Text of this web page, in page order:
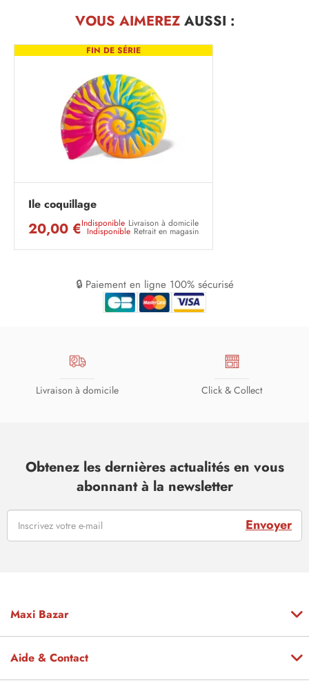
VOUS AIMEREZAUSSI :
FIN DE SÉRIE
Ile coquillage
20,00 €Indisponible Livraison à domicile
Indisponible Retrait en magasin
🔒 Paiement en ligne 100% sécurisé
Livraison à domicile Click & Collect
Obtenez les dernières actualités en vous
abonnant à la newsletter
Envoyer
Maxi Bazar
Aide & Contact